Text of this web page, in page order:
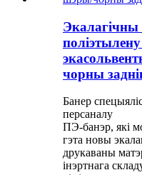
Экалагічны
чорны
Банер
персаналу
ПЭ-банэр, які
гэта новы
друкаваны
інэртнага